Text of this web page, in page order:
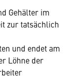
Gehälter im
zur tatsächlich
und endet am
Löhne der